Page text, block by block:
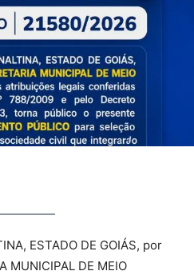
ESTADO DE GOIÁS, por
MUNICIPAL DE MEIO